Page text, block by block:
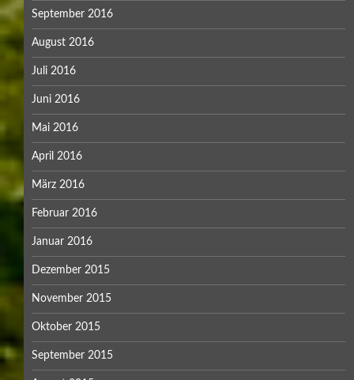
September 2016
August 2016
Juli 2016
Juni 2016
Mai 2016
April 2016
März 2016
Februar 2016
Januar 2016
Dezember 2015
November 2015
Oktober 2015
September 2015